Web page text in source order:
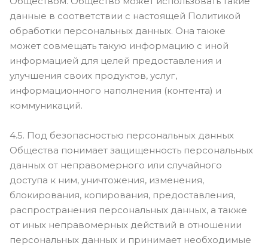
данные в соответствии с настоящей Политикой
обработки персональных данных. Она также
может совмещать такую информацию с иной
информацией для целей предоставления и
улучшения своих продуктов, услуг,
информационного наполнения (контента) и
коммуникаций.
4.5. Под безопасностью персональных данных
Общества понимает защищенность персональных
данных от неправомерного или случайного
доступа к ним, уничтожения, изменения,
блокирования, копирования, предоставления,
распространения персональных данных, а также
от иных неправомерных действий в отношении
персональных данных и принимает необходимые